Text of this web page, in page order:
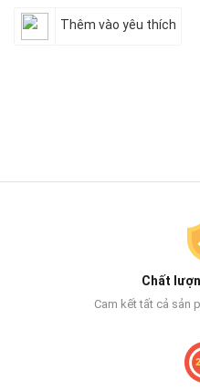
Thêm vào yêu thích
Chất
Cam kết tất cả sản